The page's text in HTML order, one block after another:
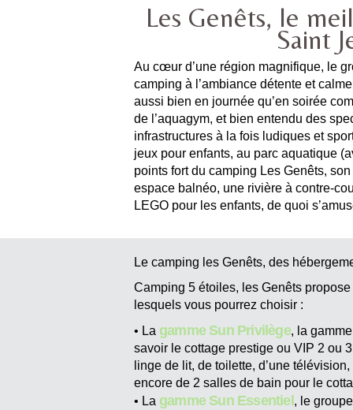
Les Genêts, le
Saint
Au cœur d’une région magnifique, le
camping à l’ambiance détente et
aussi bien en journée qu’en soirée
de l’aquagym, et bien entendu des
infrastructures à la fois ludiques et
jeux pour enfants, au parc aquatique
points fort du camping Les Genêts,
espace balnéo, une rivière à contre-
LEGO pour les enfants, de quoi
Le camping les Genêts, des
Camping 5 étoiles, les Genêts
lesquels vous pourrez choisir :
• La gamme Sun Privilège, la
savoir le cottage prestige ou VIP 2 ou
linge de lit, de toilette, d’une
encore de 2 salles de bain pour le
• La gamme Sun Essentiel, le